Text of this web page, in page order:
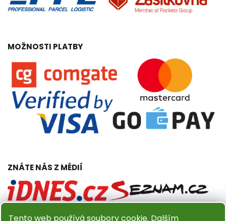
Tento web používá soubory cookie. Dalším
MOŽNOSTI PLATBY
ZNÁTE NÁS Z MÉDIÍ